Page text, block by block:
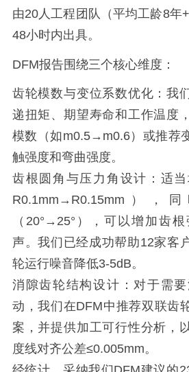
由20人工程团队（平均工龄8年
48小时内出具。
DFM报告围绕三个核心维度：
齿轮模数与变位系数优化：我
递扭矩、期望寿命和工作温度
模数（如m0.5→m0.6）或推荐
触强度和弯曲强度。
齿根圆角与压力角设计：适
R0.1mm→R0.15mm），
（20°→25°），可以增加齿
声。我们已经成功帮助12家客
轮运行噪音降低3-5dB。
消隙齿轮结构设计：对于需
动，我们在DFM中推荐双联齿
案，并提供加工可行性分析，
度线对齐公差≤0.005mm。